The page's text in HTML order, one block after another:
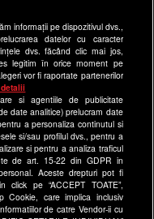
informații pe dispozitivul dvs.,
datelor cu caracter
dvs. făcând clic mai jos,
legitim în orice moment pe
vor fi raportate partenerilor
si agentiile de publicitate
date analitice) prelucram date
a personaliza continutul si
si/sau profilul dvs., pentru a
si pentru a analiza traficul
de art. 15-22 din GDPR in
Aceste drepturi pot fi
click pe “ACCEPT TOATE”,
Cookie, care implica inclusiv
de catre Vendor-ii cu